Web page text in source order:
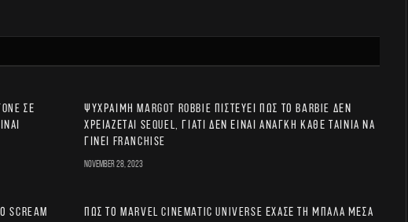
σε
Ψύχραιμη Margot Robbie πιστεύει πως το Barbie δεν
χρειάζεται sequel, γιατί δεν είναι ανάγκη κάθε ταινία να
γίνει franchise
November 28, 2023
Scream
Πώς το Marvel Cinematic Universe έχασε τη μπάλα μέσα